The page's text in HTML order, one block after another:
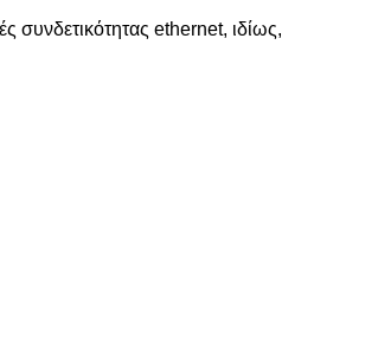
συνδετικότητας ethernet, ιδίως,